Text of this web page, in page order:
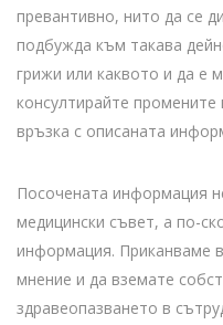
превантивно, нито да се
подбужда към такава
грижи или каквото и да е
консултирайте
връзка с описаната
Посочената информация
медицински съвет, а по-
информация. Приканваме
мнение и да вземате
здравеопазването в